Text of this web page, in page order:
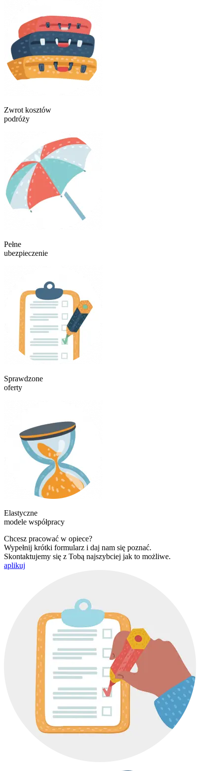
Zwrot kosztów
podróży
Pełne
ubezpieczenie
Sprawdzone
oferty
Elastyczne
modele współpracy
Chcesz pracować w opiece?
Wypełnij krótki formularz i daj nam się poznać.
Skontaktujemy się z Tobą najszybciej jak to możliwe.
aplikuj